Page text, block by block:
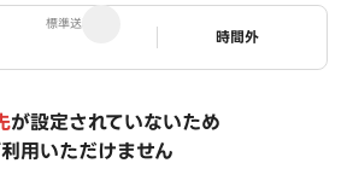
標準送料
ステータス
時間外
が設定されていないため
用いただけません